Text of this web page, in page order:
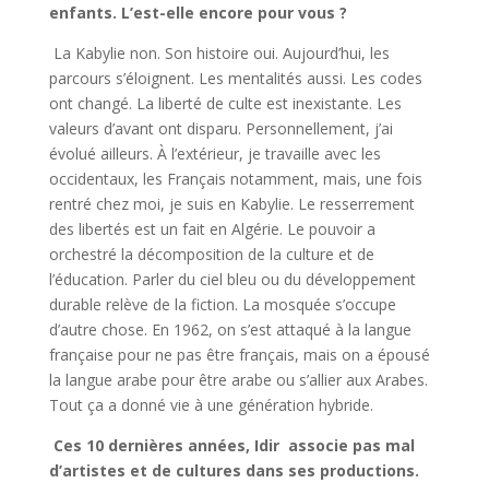
enfants. L’est-elle encore pour vous ?
La Kabylie non. Son histoire oui. Aujourd’hui, les
parcours s’éloignent. Les mentalités aussi. Les codes
ont changé. La liberté de culte est inexistante. Les
valeurs d’avant ont disparu. Personnellement, j’ai
évolué ailleurs. À l’extérieur, je travaille avec les
occidentaux, les Français notamment, mais, une fois
rentré chez moi, je suis en Kabylie. Le resserrement
des libertés est un fait en Algérie. Le pouvoir a
orchestré la décomposition de la culture et de
l’éducation. Parler du ciel bleu ou du développement
durable relève de la fiction. La mosquée s’occupe
d’autre chose. En 1962, on s’est attaqué à la langue
française pour ne pas être français, mais on a épousé
la langue arabe pour être arabe ou s’allier aux Arabes.
Tout ça a donné vie à une génération hybride.
Ces 10 dernières années, Idir associe pas mal
d’artistes et de cultures dans ses productions.